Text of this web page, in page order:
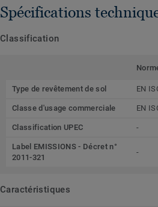
Spécifications
Classification
Type de revêtement de sol EN
Classe d'usage commerciale EN
Classification UPEC -
Label EMISSIONS - Décret n°
2011-321
-
Caractéristiques